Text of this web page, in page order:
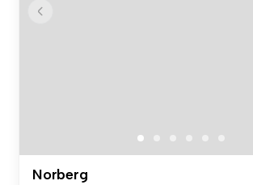
Norberg